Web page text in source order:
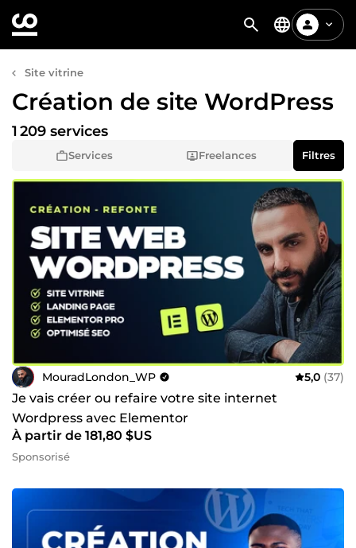
Site vitrine
Création de site WordPress
Services Freelances
1 209 services
Filtres
MouradLondon_WP 5,0 (37)
Je vais créer ou refaire votre site internet
Wordpress avec Elementor
À partir de 181,80 $US
Sponsorisé